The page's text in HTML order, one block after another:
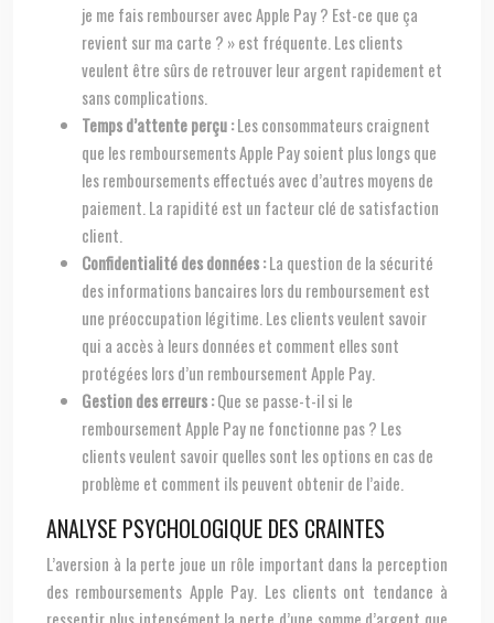
je me fais rembourser avec Apple Pay ? Est-ce que ça
revient sur ma carte ? » est fréquente. Les clients
veulent être sûrs de retrouver leur argent rapidement et
sans complications.
Temps d’attente perçu :Les consommateurs craignent
que les remboursements Apple Pay soient plus longs que
les remboursements effectués avec d’autres moyens de
paiement. La rapidité est un facteur clé de satisfaction
client.
Confidentialité des données :La question de la sécurité
des informations bancaires lors du remboursement est
une préoccupation légitime. Les clients veulent savoir
qui a accès à leurs données et comment elles sont
protégées lors d’un remboursement Apple Pay.
Gestion des erreurs :Que se passe-t-il si le
remboursement Apple Pay ne fonctionne pas ? Les
clients veulent savoir quelles sont les options en cas de
problème et comment ils peuvent obtenir de l’aide.
ANALYSE PSYCHOLOGIQUE DES CRAINTES
L’aversion à la perte joue un rôle important dans la perception
des remboursements Apple Pay. Les clients ont tendance à